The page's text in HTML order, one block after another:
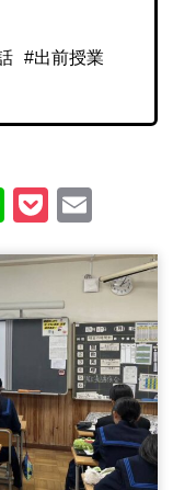
#出前授業
LinePocket